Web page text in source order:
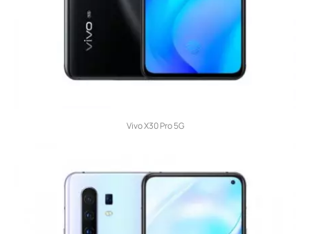
Vivo X30 Pro 5G